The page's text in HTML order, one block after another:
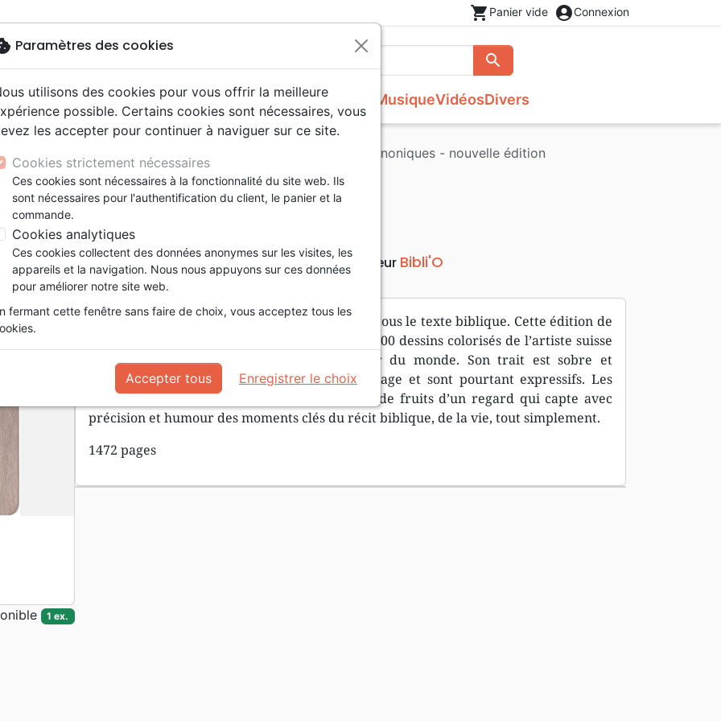
shopping_cart Panier vide account_circleConnexion
search
Rechercher
NouveautésBibles
courant
Français fondamental
Bibles d'étude
Bibles audio
Nouveaux Testaments
Autres versions
Livres
société, politique
adoration, louange
santé
couple
Israël, Messianique
Evangelisation
Témoignages, biographies
Romans
Livres cadeaux
Jeunesse
jeunes
jeunesse
méditations jeunesse
Livres d'activités
CD Jeunesse
Enseignement jeunesse
Musique
hop
Noël, Musique de fête
Compilations
Rock
Vidéos
vraies, témoignages
reportages
Concerts, spectacles
Enseignement, conférences
Divers
cadeaux Jeux
Bible Parole de Vie illustrée par Annie Valotton sans deutérocanoniques - nouvelle édition
La Bible Parole de Vie
Français fondamental
RéférenceBIBL0758 EAN9782853007580 Editeur Bibli'O
Description
Un style direct et simple qui rend accessible à tous le texte biblique. Cette édition de
la Bible Parole de Vie est enrichie de plus de 600 dessins colorisés de l’artiste suisse
Annie Vallotton, dont l’oeuvre a fait le tour du monde. Son trait est sobre et
dynamique. Ses personnages n’ont pas de visage et sont pourtant expressifs. Les
scènes pétillent de vie et d’émotion… Autant de fruits d’un regard qui capte avec
précision et humour des moments clés du récit biblique, de la vie, tout simplement.
1472 pages
1 ex.
Paramètres des cookies
utilisons des cookies pour vous offrir la meilleure
possible. Certains cookies sont nécessaires, vous
les accepter pour continuer à naviguer sur ce site.
Cookies strictement nécessaires
Ces cookies sont nécessaires à la fonctionnalité du site web. Ils
sont nécessaires pour l'authentification du client, le panier et la
commande.
Cookies analytiques
Ces cookies collectent des données anonymes sur les visites, les
appareils et la navigation. Nous nous appuyons sur ces données
pour améliorer notre site web.
fermant cette fenêtre sans faire de choix, vous acceptez tous les
Accepter tous Enregistrer le choix